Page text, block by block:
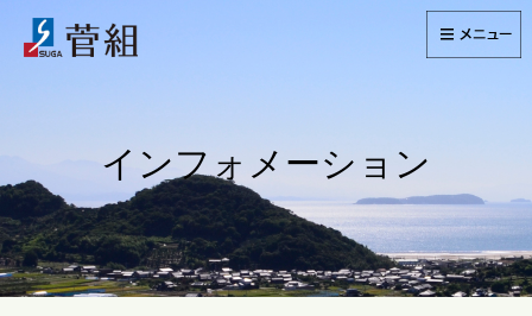
インフォメーション